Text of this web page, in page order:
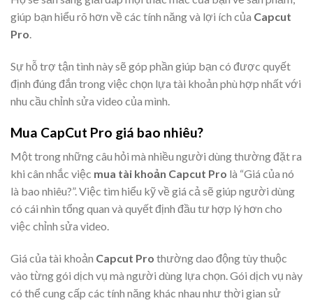
giúp bạn hiểu rõ hơn về các tính năng và lợi ích của Capcut
Pro.
Sự hỗ trợ tận tình này sẽ góp phần giúp bạn có được quyết
định đúng đắn trong việc chọn lựa tài khoản phù hợp nhất với
nhu cầu chỉnh sửa video của mình.
Mua CapCut Pro giá bao nhiêu?
Một trong những câu hỏi mà nhiều người dùng thường đặt ra
khi cân nhắc việc mua tài khoản Capcut Pro là “Giá của nó
là bao nhiêu?”. Việc tìm hiểu kỹ về giá cả sẽ giúp người dùng
có cái nhìn tổng quan và quyết định đầu tư hợp lý hơn cho
việc chỉnh sửa video.
Giá của tài khoản Capcut Pro thường dao động tùy thuộc
vào từng gói dịch vụ mà người dùng lựa chọn. Gói dịch vụ này
có thể cung cấp các tính năng khác nhau như thời gian sử